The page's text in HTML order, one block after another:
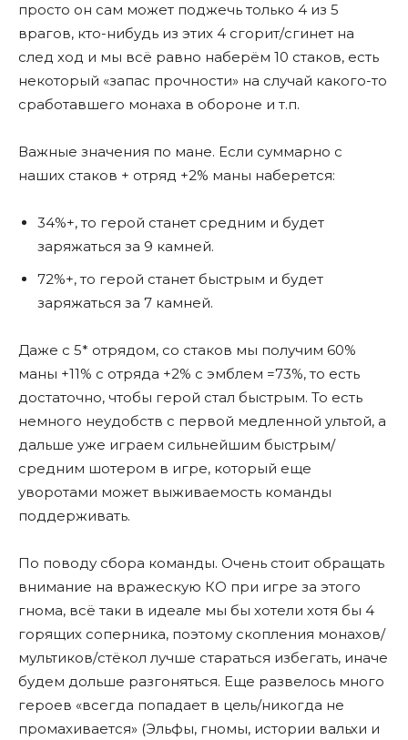
просто он сам может поджечь только 4 из 5
врагов, кто-нибудь из этих 4 сгорит/сгинет на
след ход и мы всë равно наберём 10 стаков, есть
некоторый «запас прочности» на случай какого-то
сработавшего монаха в обороне и т.п.
Важные значения по мане. Если суммарно с
наших стаков + отряд +2% маны наберется:
34%+, то герой станет средним и будет
заряжаться за 9 камней.
72%+, то герой станет быстрым и будет
заряжаться за 7 камней.
Даже с 5* отрядом, со стаков мы получим 60%
маны +11% с отряда +2% с эмблем =73%, то есть
достаточно, чтобы герой стал быстрым. То есть
немного неудобств с первой медленной ультой, а
дальше уже играем сильнейшим быстрым/
средним шотером в игре, который еще
уворотами может выживаемость команды
поддерживать.
По поводу сбора команды. Очень стоит обращать
внимание на вражескую КО при игре за этого
гнома, всë таки в идеале мы бы хотели хотя бы 4
горящих соперника, поэтому скопления монахов/
мультиков/стёкол лучше стараться избегать, иначе
будем дольше разгоняться. Еще развелось много
героев «всегда попадает в цель/никогда не
промахивается» (Эльфы, гномы, истории вальхи и